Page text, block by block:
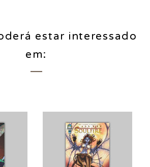
estar interessado
em: